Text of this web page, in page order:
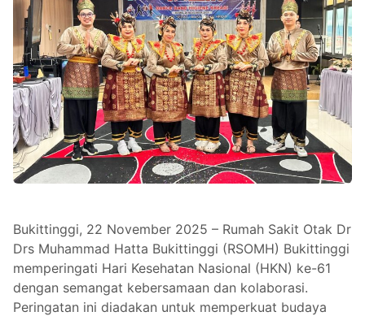
Bukittinggi, 22 November 2025 – Rumah Sakit Otak Dr
Drs Muhammad Hatta Bukittinggi (RSOMH) Bukittinggi
memperingati Hari Kesehatan Nasional (HKN) ke-61
dengan semangat kebersamaan dan kolaborasi.
Peringatan ini diadakan untuk memperkuat budaya